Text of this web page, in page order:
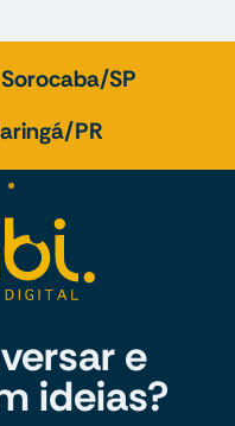
SP
PR
e
ideias?